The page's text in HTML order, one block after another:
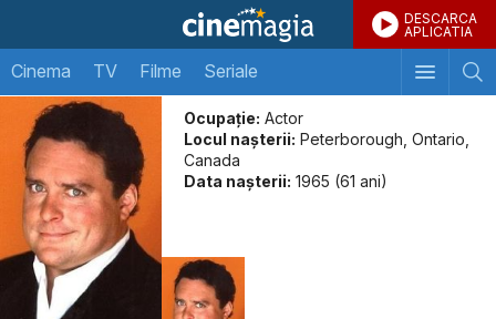
DESCARCA
APLICATIA
Cinema TV Filme Seriale
Ocupație: Actor
Locul naşterii: Peterborough, Ontario,
Canada
Data naşterii: 1965 (61 ani)